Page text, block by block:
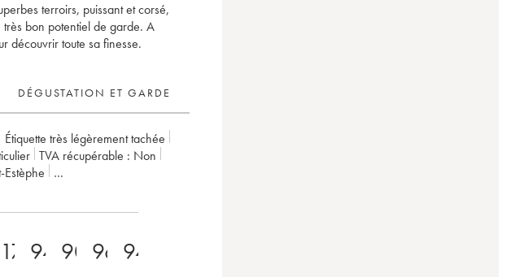
terroirs, puissant et corsé,
bon potentiel de garde. A
découvrir toute sa finesse.
DÉGUSTATION ET GARDE
Étiquette très légèrement tachée
TVA récupérable :
non
Estèphe
17.594 90 96 94